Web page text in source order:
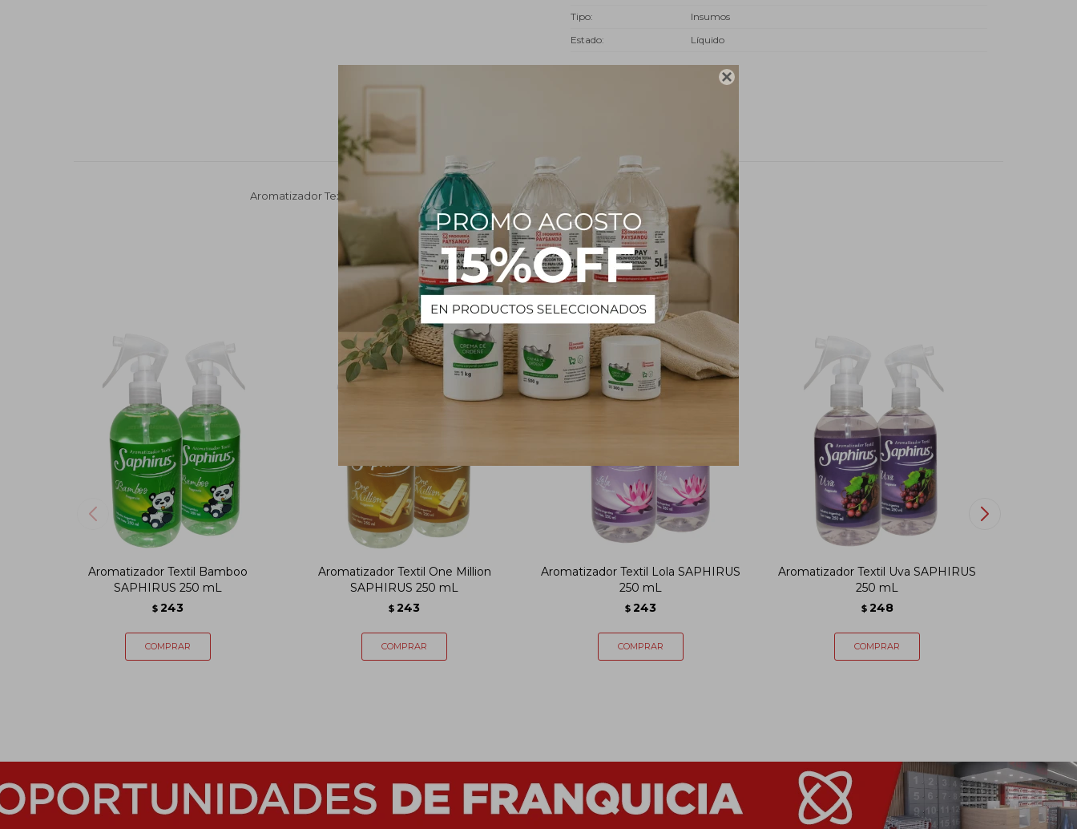

Tipo
Insumos
Estado
Líquido
Aromatizador Textil Blue SAPHIRUS 250 mL
PRODUCTOS QUE TE PUEDEN INTERESAR
Aromatizador Textil Bamboo
SAPHIRUS 250 mL
$ 243
Aromatizador Textil One Million
SAPHIRUS 250 mL
$ 243
Aromatizador Textil Lola SAPHIRUS
250 mL
$ 243
Aromatizador Textil Uva SAPHIRUS
250 mL
$ 248